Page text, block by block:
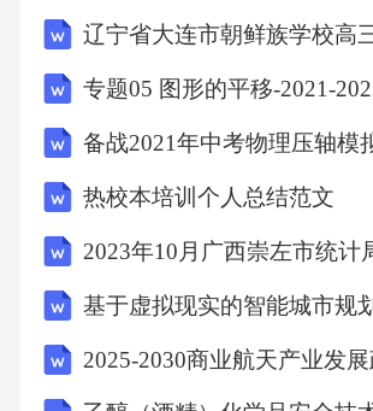
排放的废气。水质影响项目实施过
能会对周边水源造成污染。土壤质
设备和车辆在作业过程中可能会
实和污染，影响土壤质量和农业生
响项目的实施可能会对周边地区的
定的影响，如破坏植被、影响野生
等。环境影响评价机械伤害农业
作过程中可能会对操作者和周边人
伤害。农药与化肥风险农业创业产
热校本培训个人总结范文
基于虚拟现实的智能城市规